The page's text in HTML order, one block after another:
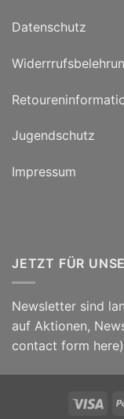
Datenschutz
Jugendschutz
Impressum
JETZT FÜR
Newsletter sind
auf Aktionen,
contact form here)